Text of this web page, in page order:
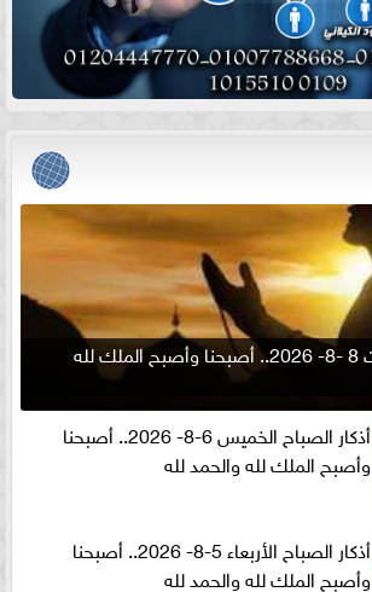
أذكار الصباح السبت 8 -8- 2026.. أصبحنا وأصبح الملك لله
أذكار الصباح الخميس 6-8- 2026.. أصبحنا
وأصبح الملك لله والحمد لله
أذكار الصباح الأربعاء 5-8- 2026.. أصبحنا
وأصبح الملك لله والحمد لله